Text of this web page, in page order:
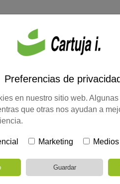
PRESENTACIÓN
Preferencias de privacidad
en nuestro sitio web.
que otras nos ayudan a
Marketing
DEL
DE LA